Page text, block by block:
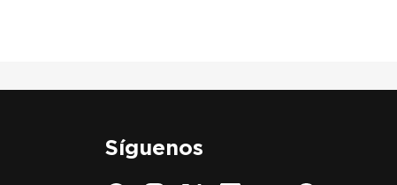
Síguenos